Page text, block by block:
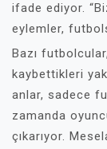
ifade ediyor.
eylemler,
Bazı
kaybettikleri
anlar, sadece
zamanda
çıkarıyor.